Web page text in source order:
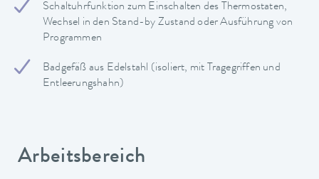
Schaltuhrfunktion zum Einschalten des Thermostaten,
Wechsel in den Stand-by Zustand oder Ausführung von
Programmen
Badgefäß aus Edelstahl (isoliert, mit Tragegriffen und
Entleerungshahn)
Arbeitsbereich